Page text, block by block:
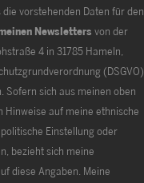
die vorstehenden Daten für den
Newsletters von der
4 in 31785 Hameln,
(DSGVO)
Sofern sich aus meinen oben
Hinweise auf meine ethnische
Einstellung oder
bezieht sich meine
diese Angaben. Meine